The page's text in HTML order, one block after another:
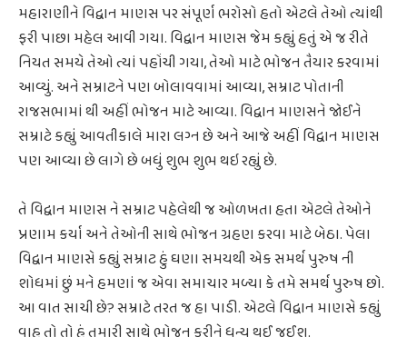
મહારાણીને વિદ્વાન માણસ પર સંપૂર્ણ ભરોસો હતો એટલે તેઓ ત્યાંથી
ફરી પાછા મહેલ આવી ગયા. વિદ્વાન માણસ જેમ કહ્યું હતું એ જ રીતે
નિયત સમયે તેઓ ત્યાં પહોંચી ગયા, તેઓ માટે ભોજન તૈયાર કરવામાં
આવ્યું. અને સમ્રાટને પણ બોલાવવામાં આવ્યા, સમ્રાટ પોતાની
રાજસભામાં થી અહીં ભોજન માટે આવ્યા. વિદ્વાન માણસને જોઈને
સમ્રાટે કહ્યું આવતીકાલે મારા લગ્ન છે અને આજે અહીં વિદ્વાન માણસ
પણ આવ્યા છે લાગે છે બધું શુભ શુભ થઇ રહ્યું છે.
તે વિદ્વાન માણસ ને સમ્રાટ પહેલેથી જ ઓળખતા હતા એટલે તેઓને
પ્રણામ કર્યા અને તેઓની સાથે ભોજન ગ્રહણ કરવા માટે બેઠા. પેલા
વિદ્વાન માણસે કહ્યું સમ્રાટ હું ઘણા સમયથી એક સમર્થ પુરુષ ની
શોધમાં છું મને હમણાં જ એવા સમાચાર મળ્યા કે તમે સમર્થ પુરુષ છો.
આ વાત સાચી છે? સમ્રાટે તરત જ હા પાડી. એટલે વિદ્વાન માણસે કહ્યું